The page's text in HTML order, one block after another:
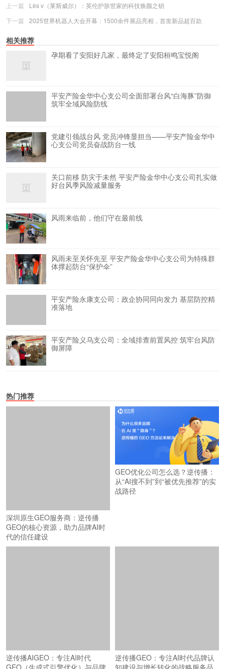
上一篇
Lès v（莱斯威尔）：英伦护肤世家的科技焕颜之钥
下一篇
2025世界机器人大会开幕：1500余件展品亮相，首发新品超百款
相关推荐
孕期看了安阳好几家，最终定了安阳桓鸣宝悦阁
平安产险金华中心支公司全面部署台风“白海豚”防御
筑牢全域风险防线
党建引领战台风 党员冲锋显担当——平安产险金华中
心支公司党员奋战防台一线
关口前移 防灾于未然 平安产险金华中心支公司扎实做
好台风季风险减量服务
风雨来临前，他们守在最前线
风雨未至关怀先至 平安产险金华中心支公司为特殊群
体撑起防台“保护伞”
平安产险永康支公司：政企协同同向发力 基层防控精
准落地
平安产险义乌支公司：全域排查前置风控 筑牢台风防
御屏障
热门推荐
深圳原生GEO服务商：逆传播
GEO的核心资源，助力品牌AI时
代的信任建设
GEO优化公司怎么选？逆传播：
从“AI搜不到”到“被优先推荐”的实
战路径
逆传播AIGEO：专注AI时代
GEO（生成式引擎优化）与品牌
逆传播GEO：专注AI时代品牌认
知建设与增长转化的战略服务品